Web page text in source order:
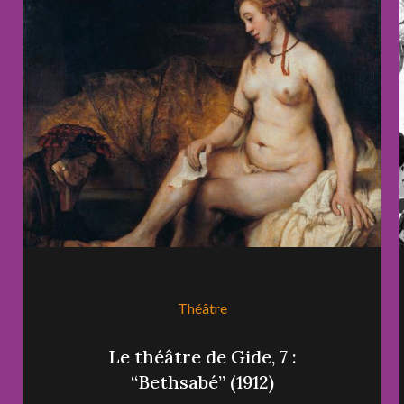
Théâtre
Le théâtre de Gide, 7 :
“Bethsabé” (1912)